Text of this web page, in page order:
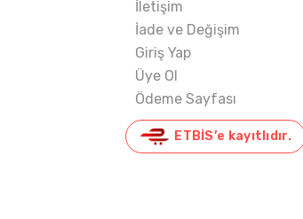
İletişim
İade ve Değişim
Giriş Yap
Üye Ol
Ödeme Sayfası
ETBİS’e kayıtlıdır.